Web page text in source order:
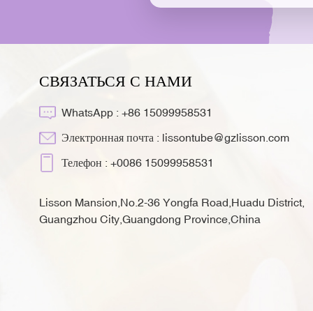
СВЯЗАТЬСЯ С НАМИ
WhatsApp : +86 15099958531
Электронная почта : lissontube@gzlisson.com
Телефон : +0086 15099958531
Lisson Mansion,No.2-36 Yongfa Road,Huadu District,
Guangzhou City,Guangdong Province,China